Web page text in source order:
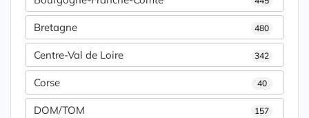
Bretagne 480
Centre-Val de Loire 342
Corse 40
DOM/TOM 157